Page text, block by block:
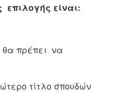
επιλογής είναι:
θα πρέπει να
τίτλο σπουδών